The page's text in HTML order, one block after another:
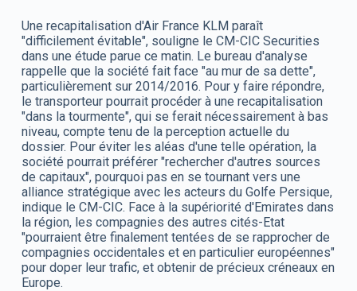
Une recapitalisation d'Air France KLM paraît
"difficilement évitable", souligne le CM-CIC Securities
dans une étude parue ce matin. Le bureau d'analyse
rappelle que la société fait face "au mur de sa dette",
particulièrement sur 2014/2016. Pour y faire répondre,
le transporteur pourrait procéder à une recapitalisation
"dans la tourmente", qui se ferait nécessairement à bas
niveau, compte tenu de la perception actuelle du
dossier. Pour éviter les aléas d'une telle opération, la
société pourrait préférer "rechercher d'autres sources
de capitaux", pourquoi pas en se tournant vers une
alliance stratégique avec les acteurs du Golfe Persique,
indique le CM-CIC. Face à la supériorité d'Emirates dans
la région, les compagnies des autres cités-Etat
"pourraient être finalement tentées de se rapprocher de
compagnies occidentales et en particulier européennes"
pour doper leur trafic, et obtenir de précieux créneaux en
Europe.